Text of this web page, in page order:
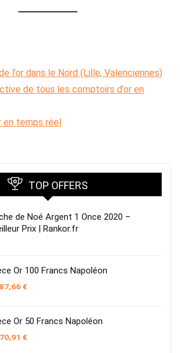
l’or dans le Nord (Lille, Valenciennes)
de tous les comptoirs d’or en
en temps réel
TOP OFFERS
de Noé Argent 1 Once 2020 –
Prix | Rankor.fr
Or 100 Francs Napoléon
€
Or 50 Francs Napoléon
€